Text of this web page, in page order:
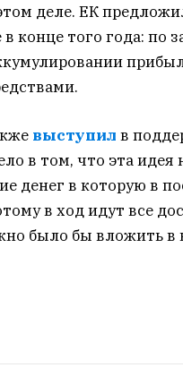
деле. ЕК
конце того года: по
выступил в
в том, что эта идея
денег в которую в
в ход идут все
было бы вложить в